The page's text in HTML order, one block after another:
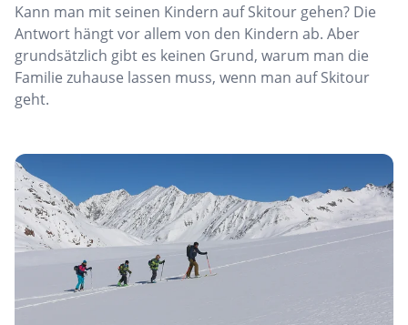
Kann man mit seinen Kindern auf Skitour gehen? Die
Antwort hängt vor allem von den Kindern ab. Aber
grundsätzlich gibt es keinen Grund, warum man die
Familie zuhause lassen muss, wenn man auf Skitour
geht.